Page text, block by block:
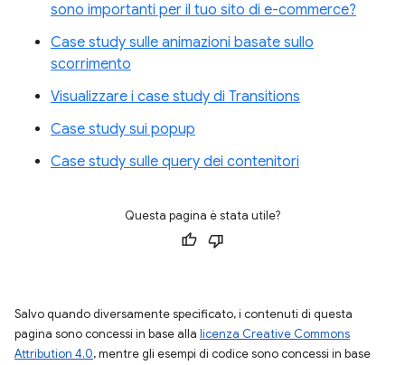
sono importanti per il tuo sito di e-commerce?
Case study sulle animazioni basate sullo
scorrimento
Visualizzare i case study di Transitions
Case study sui popup
Case study sulle query dei contenitori
Questa pagina è stata utile?
Salvo quando diversamente specificato, i contenuti di questa
pagina sono concessi in base alla licenza Creative Commons
Attribution 4.0, mentre gli esempi di codice sono concessi in base